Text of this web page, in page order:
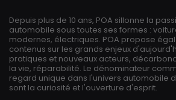
Depuis plus de 10 ans, POA sillonne la
automobile sous toutes ses formes :
modernes, électriques. POA propose
contenus sur les grands enjeux
pratiques et nouveaux acteurs,
la vie, réparabilité. Le dénominateur
regard unique dans l'univers automobile
sont la curiosité et l'ouverture d'esprit.